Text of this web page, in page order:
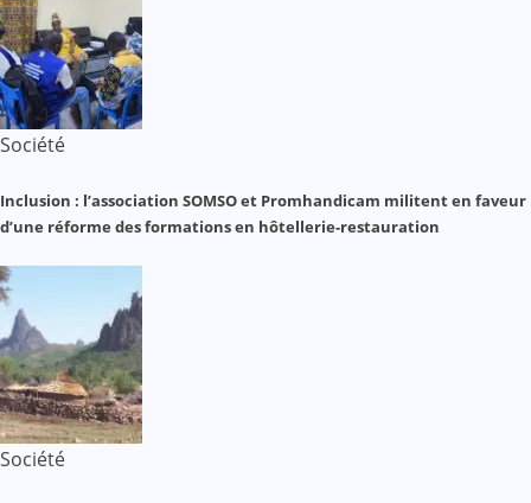
Société
Inclusion : l’association SOMSO et Promhandicam militent en faveur
d’une réforme des formations en hôtellerie-restauration
Société